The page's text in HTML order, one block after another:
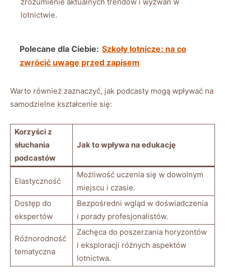
zrozumienie aktualnych trendów i wyzwań w
lotnictwie.
Polecane dla Ciebie: Szkoły lotnicze: na co
zwrócić uwagę przed zapisem
Warto również zaznaczyć, jak podcasty mogą wpływać na
samodzielne kształcenie się:
Korzyści z
słuchania
podcastów
Jak ⁣to ​wpływa na edukację
Elastyczność
Możliwość uczenia się w dowolnym
miejscu i czasie.
Dostęp do⁣
ekspertów
Bezpośredni wgląd w doświadczenia
i porady profesjonalistów.
Różnorodność
tematyczna
Zachęca do poszerzania horyzontów
i eksploracji różnych aspektów
lotnictwa.